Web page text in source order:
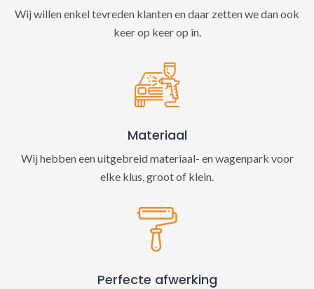
Wij willen enkel tevreden klanten en daar zetten we dan ook
keer op keer op in.
Materiaal
Wij hebben een uitgebreid materiaal- en wagenpark voor
elke klus, groot of klein.
Perfecte afwerking